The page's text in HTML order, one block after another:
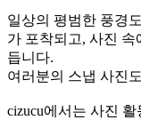
일상의 평범한 풍경
가 포착되고, 사진 속
듭니다.
여러분의 스냅 사진도
cizucu에서는 사진